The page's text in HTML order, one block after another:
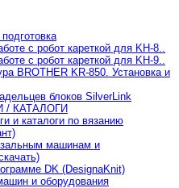
с робот кареткой для KH-8..
с робот кареткой для KH-9..
BROTHER KR-850. Установка и
блоков SilverLink
/ КАТАЛОГИ
и каталоги по вязанию
машинам и
DK (DesignaKnit)
и оборудования